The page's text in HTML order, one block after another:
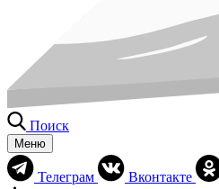
Поиск
Меню
Телеграм Вконтакте